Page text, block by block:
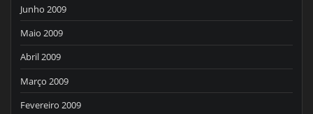
Junho 2009
Maio 2009
Abril 2009
Março 2009
Fevereiro 2009